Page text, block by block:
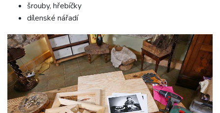
šrouby, hřebíčky
dílenské nářadí